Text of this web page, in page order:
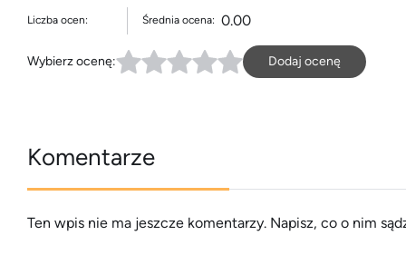
Liczba ocen: Średnia ocena: 0.00
Wybierz ocenę: Dodaj ocenę
Komentarze
Ten wpis nie ma jeszcze komentarzy. Napisz, co o nim